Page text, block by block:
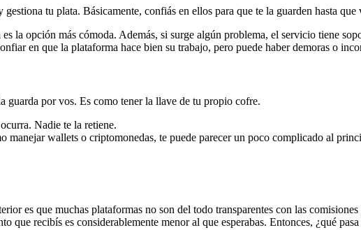
tu plata. Básicamente, confiás en ellos para que te la guarden hasta que
la opción más cómoda. Además, si surge algún problema, el servicio tiene
en que la plataforma hace bien su trabajo, pero puede haber demoras o
guarda por vos. Es como tener la llave de tu propio cofre.
Nadie te la retiene.
wallets o criptomonedas, te puede parecer un poco complicado al
es que muchas plataformas no son del todo transparentes con las
recibís es considerablemente menor al que esperabas. Entonces, ¿qué pasa